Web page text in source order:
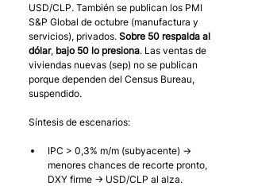
USD/CLP. También se publican los PMI
S&P Global de octubre (manufactura y
servicios), privados. Sobre 50 respalda al
dólar, bajo 50 lo presiona. Las ventas de
viviendas nuevas (sep) no se publican
porque dependen del Census Bureau,
suspendido.
Síntesis de escenarios:
IPC > 0,3% m/m (subyacente) →
menores chances de recorte pronto,
DXY firme → USD/CLP al alza.